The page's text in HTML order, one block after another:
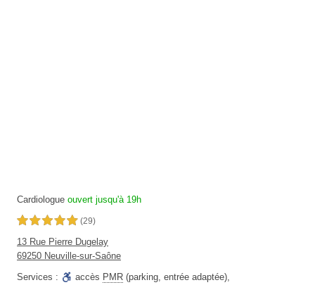
Cardiologue ouvert jusqu'à 19h
5,0 étoiles sur 5 (29)
13 Rue Pierre Dugelay
69250 Neuville-sur-Saône
Services :
accès PMR (parking, entrée adaptée),